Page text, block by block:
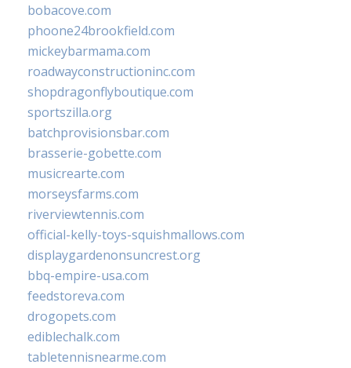
bobacove.com
phoone24brookfield.com
mickeybarmama.com
roadwayconstructioninc.com
shopdragonflyboutique.com
sportszilla.org
batchprovisionsbar.com
brasserie-gobette.com
musicrearte.com
morseysfarms.com
riverviewtennis.com
official-kelly-toys-squishmallows.com
displaygardenonsuncrest.org
bbq-empire-usa.com
feedstoreva.com
drogopets.com
ediblechalk.com
tabletennisnearme.com